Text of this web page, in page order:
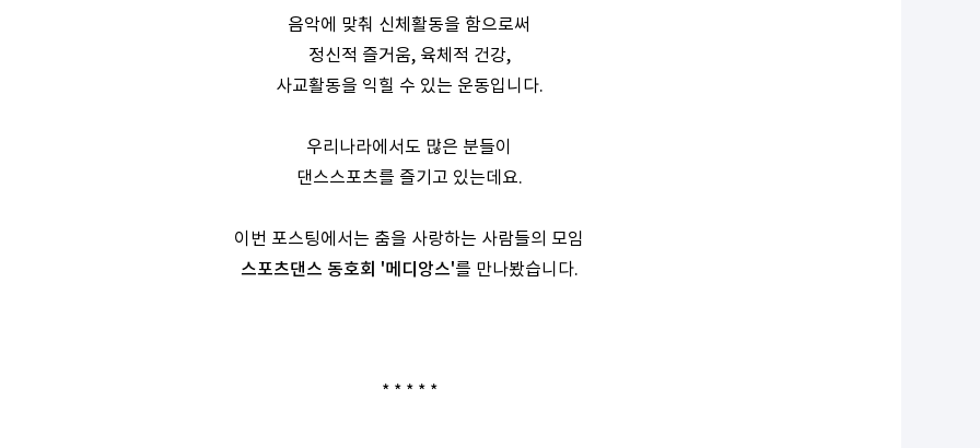
음악에 맞춰 신체활동을 함으로써
정신적 즐거움, 육체적 건강,
사교활동을 익힐 수 있는 운동입니다.
우리나라에서도 많은 분들이
댄스스포츠를 즐기고 있는데요.
이번 포스팅에서는 춤을 사랑하는 사람들의 모임
스포츠댄스 동호회 '메디앙스'를 만나봤습니다.
* * * * *